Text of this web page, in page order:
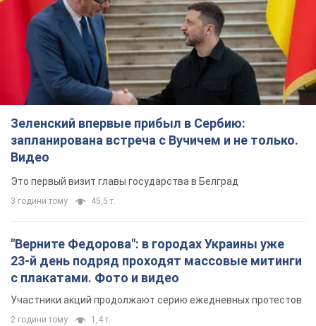
Зеленский впервые прибыл в Сербию:
запланирована встреча с Вучичем и не только.
Видео
Это первый визит главы государства в Белград
3 години тому 45,5 т.
"Верните Федорова": в городах Украины уже
23-й день подряд проходят массовые митинги
с плакатами. Фото и видео
Участники акций продолжают серию ежедневных протестов
2 години тому 1,4 т.